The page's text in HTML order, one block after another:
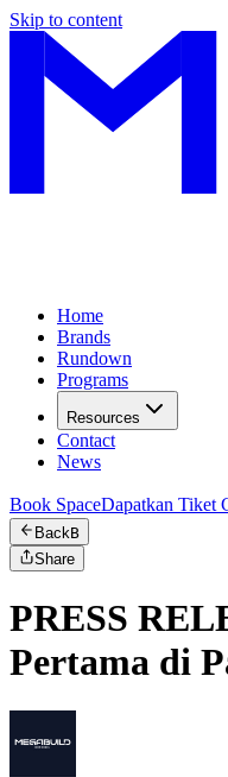
Skip to content
Home
Brands
Rundown
Programs
Resources
Contact
News
Book SpaceDapatkan Tiket
BackB
Share
PRESS
Pertama di